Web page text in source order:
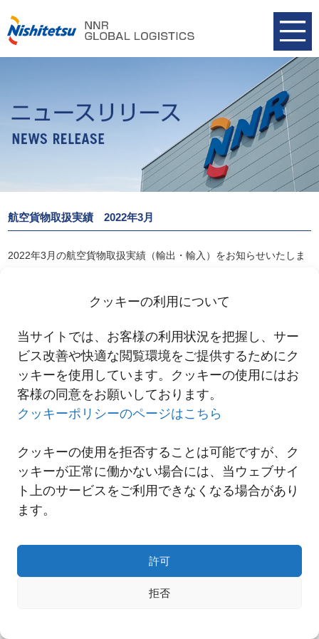
クッキーの利用について
当サイトでは、お客様の利用状況を把握し、サー
ビス改善や快適な閲覧環境をご提供するためにク
ッキーを使用しています。クッキーの使用にはお
客様の同意をお願いしております。
クッキーポリシーのページはこちら
クッキーの使用を拒否することは可能ですが、ク
ッキーが正常に働かない場合には、当ウェブサイ
ト上のサービスをご利用できなくなる場合があり
ます。
許可
拒否
航空貨物取扱実績 2022年3月
2022年3月の航空貨物取扱実績（輸出・輸入）をお知らせいたしま
一覧へ
Copyright© NNR GLOBAL LOGISTICS A Div.of Nishi-Nippon Railroad Co.,Ltd.